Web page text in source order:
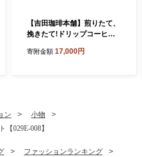
【吉田珈琲本舗】煎りたて、
挽きたて!ドリップコーヒー4
寄附金額 17,000円
ン
小物
029E-008】
ファッションランキング